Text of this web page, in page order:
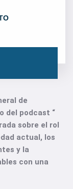
de
del podcast “
sobre el rol
actual, los
y la
con una